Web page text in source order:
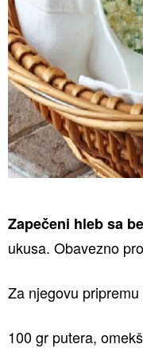
Zapečeni hleb sa
ukusa. Obavezno
Za njegovu
100 gr putera,